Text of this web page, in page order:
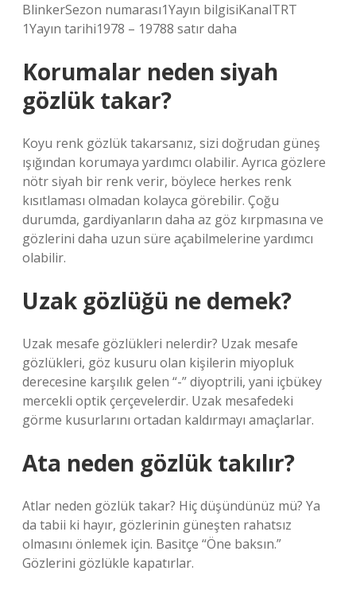
BlinkerSezon numarası1Yayın bilgisiKanalTRT
1Yayın tarihi1978 – 19788 satır daha
Korumalar neden siyah
gözlük takar?
Koyu renk gözlük takarsanız, sizi doğrudan güneş
ışığından korumaya yardımcı olabilir. Ayrıca gözlere
nötr siyah bir renk verir, böylece herkes renk
kısıtlaması olmadan kolayca görebilir. Çoğu
durumda, gardiyanların daha az göz kırpmasına ve
gözlerini daha uzun süre açabilmelerine yardımcı
olabilir.
Uzak gözlüğü ne demek?
Uzak mesafe gözlükleri nelerdir? Uzak mesafe
gözlükleri, göz kusuru olan kişilerin miyopluk
derecesine karşılık gelen “-” diyoptrili, yani içbükey
mercekli optik çerçevelerdir. Uzak mesafedeki
görme kusurlarını ortadan kaldırmayı amaçlarlar.
Ata neden gözlük takılır?
Atlar neden gözlük takar? Hiç düşündünüz mü? Ya
da tabii ki hayır, gözlerinin güneşten rahatsız
olmasını önlemek için. Basitçe “Öne baksın.”
Gözlerini gözlükle kapatırlar.